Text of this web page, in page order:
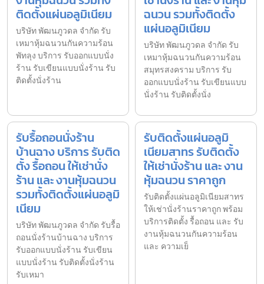
ติดตั้งแผ่นอลูมิเนียม
บริษัท พัฒนภูวดล จำกัด รับ
เหมาหุ้มฉนวนกันความร้อน
พัทลุง บริการ รับออกแบบนั่ง
ร้าน รับเขียนแบบนั่งร้าน รับ
ติดตั้งนั่งร้าน
ฉนวน รวมทั้งติดตั้ง
แผ่นอลูมิเนียม
บริษัท พัฒนภูวดล จำกัด รับ
เหมาหุ้มฉนวนกันความร้อน
สมุทรสงคราม บริการ รับ
ออกแบบนั่งร้าน รับเขียนแบบ
นั่งร้าน รับติดตั้งนั่ง
รับรื้อถอนนั่งร้าน
บ้านฉาง บริการ รับติด
ตั้ง รื้อถอน ให้เช่านั่ง
ร้าน และ งานหุ้มฉนวน
รวมทั้งติดตั้งแผ่นอลูมิ
เนียม
บริษัท พัฒนภูวดล จำกัด รับรื้อ
ถอนนั่งร้านบ้านฉาง บริการ
รับออกแบบนั่งร้าน รับเขียน
แบบนั่งร้าน รับติดตั้งนั่งร้าน
รับเหมา
รับติดตั้งแผ่นอลูมิ
เนียมสาทร รับติดตั้ง
ให้เช่านั่งร้าน และ งาน
หุ้มฉนวน ราคาถูก
รับติดตั้งแผ่นอลูมิเนียมสาทร
ให้เช่านั่งร้านราคาถูก พร้อม
บริการติดตั้ง รื้อถอน และ รับ
งานหุ้มฉนวนกันความร้อน
และ ความเย็